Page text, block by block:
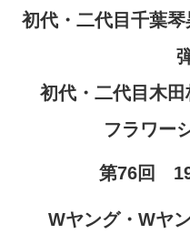
初代・二代目千葉
初代・二代目木田
フラワー
第76回
Wヤング・Wヤ